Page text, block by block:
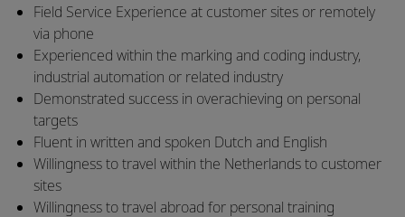
Field Service Experience at customer sites or remotely
via phone
Experienced within the marking and coding industry,
industrial automation or related industry
Demonstrated success in overachieving on personal
targets
Fluent in written and spoken Dutch and English
Willingness to travel within the Netherlands to customer
sites
Willingness to travel abroad for personal training